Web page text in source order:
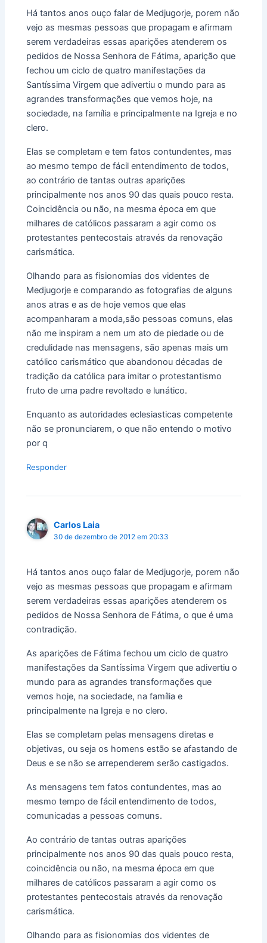
Há tantos anos ouço falar de Medjugorje, porem não
vejo as mesmas pessoas que propagam e afirmam
serem verdadeiras essas aparições atenderem os
pedidos de Nossa Senhora de Fátima, aparição que
fechou um ciclo de quatro manifestações da
Santíssima Virgem que adivertiu o mundo para as
agrandes transformações que vemos hoje, na
sociedade, na família e principalmente na Igreja e no
clero.
Elas se completam e tem fatos contundentes, mas
ao mesmo tempo de fácil entendimento de todos,
ao contrário de tantas outras aparições
principalmente nos anos 90 das quais pouco resta.
Coincidência ou não, na mesma época em que
milhares de católicos passaram a agir como os
protestantes pentecostais através da renovação
carismática.
Olhando para as fisionomias dos videntes de
Medjugorje e comparando as fotografias de alguns
anos atras e as de hoje vemos que elas
acompanharam a moda,são pessoas comuns, elas
não me inspiram a nem um ato de piedade ou de
credulidade nas mensagens, são apenas mais um
católico carismático que abandonou décadas de
tradição da católica para imitar o protestantismo
fruto de uma padre revoltado e lunático.
Enquanto as autoridades eclesiasticas competente
não se pronunciarem, o que não entendo o motivo
por q
Responder
Carlos Laia
30 de dezembro de 2012 em 20:33
Há tantos anos ouço falar de Medjugorje, porem não
vejo as mesmas pessoas que propagam e afirmam
serem verdadeiras essas aparições atenderem os
pedidos de Nossa Senhora de Fátima, o que é uma
contradição.
As aparições de Fátima fechou um ciclo de quatro
manifestações da Santíssima Virgem que adivertiu o
mundo para as agrandes transformações que
vemos hoje, na sociedade, na família e
principalmente na Igreja e no clero.
Elas se completam pelas mensagens diretas e
objetivas, ou seja os homens estão se afastando de
Deus e se não se arrependerem serão castigados.
As mensagens tem fatos contundentes, mas ao
mesmo tempo de fácil entendimento de todos,
comunicadas a pessoas comuns.
Ao contrário de tantas outras aparições
principalmente nos anos 90 das quais pouco resta,
coincidência ou não, na mesma época em que
milhares de católicos passaram a agir como os
protestantes pentecostais através da renovação
carismática.
Olhando para as fisionomias dos videntes de